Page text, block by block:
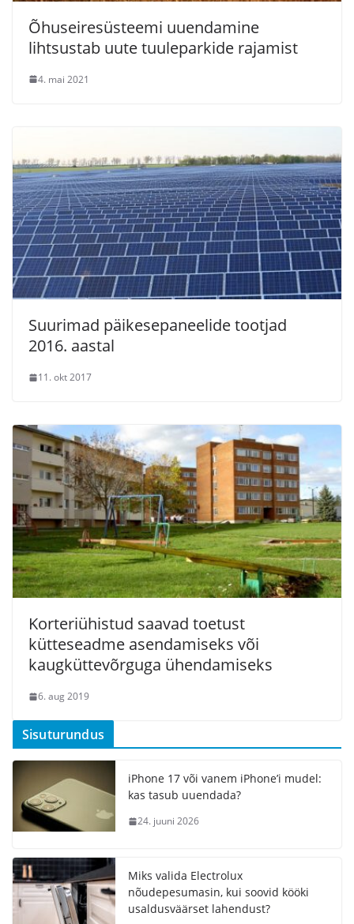
Õhuseiresüsteemi uuendamine
lihtsustab uute tuuleparkide rajamist
4. mai 2021
Suurimad päikesepaneelide tootjad
2016. aastal
11. okt 2017
Korteriühistud saavad toetust
kütteseadme asendamiseks või
kaugküttevõrguga ühendamiseks
6. aug 2019
Sisuturundus
iPhone 17 või vanem iPhone’i mudel:
kas tasub uuendada?
24. juuni 2026
Miks valida Electrolux
nõudepesumasin, kui soovid kööki
usaldusväärset lahendust?